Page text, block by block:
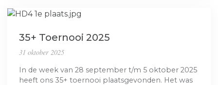
35+ Toernooi 2025
31 oktober 2025
In de week van 28 september t/m 5 oktober 2025
heeft ons 35+ toernooi plaatsgevonden. Het was